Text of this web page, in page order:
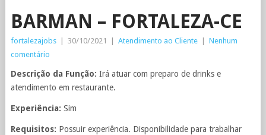
BARMAN – FORTALEZA-CE
fortalezajobs 30/10/2021 Atendimento ao Cliente
Nenhum
comentário
Descrição da Função: Irá atuar com preparo de drinks e
atendimento em restaurante.
Experiência: Sim
Requisitos: Possuir experiência. Disponibilidade para trabalhar